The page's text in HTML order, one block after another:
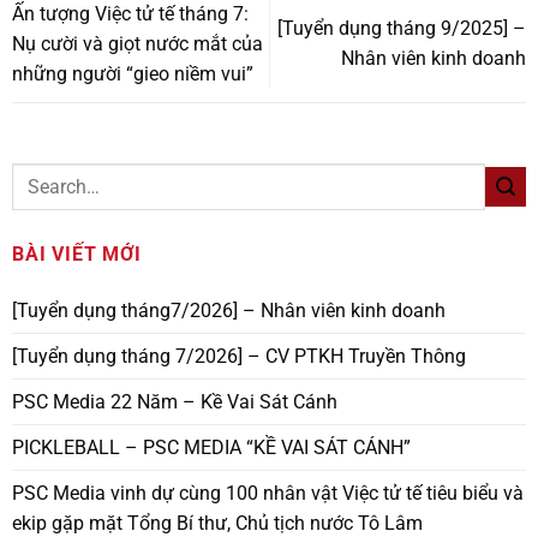
Ấn tượng Việc tử tế tháng 7:
Nụ cười và giọt nước mắt của
những người “gieo niềm vui”
[Tuyển dụng tháng 9/2025] –
Nhân viên kinh doanh
BÀI VIẾT MỚI
[Tuyển dụng tháng7/2026] – Nhân viên kinh doanh
[Tuyển dụng tháng 7/2026] – CV PTKH Truyền Thông
PSC Media 22 Năm – Kề Vai Sát Cánh
PICKLEBALL – PSC MEDIA “KỀ VAI SÁT CÁNH”
PSC Media vinh dự cùng 100 nhân vật Việc tử tế tiêu biểu và
ekip gặp mặt Tổng Bí thư, Chủ tịch nước Tô Lâm